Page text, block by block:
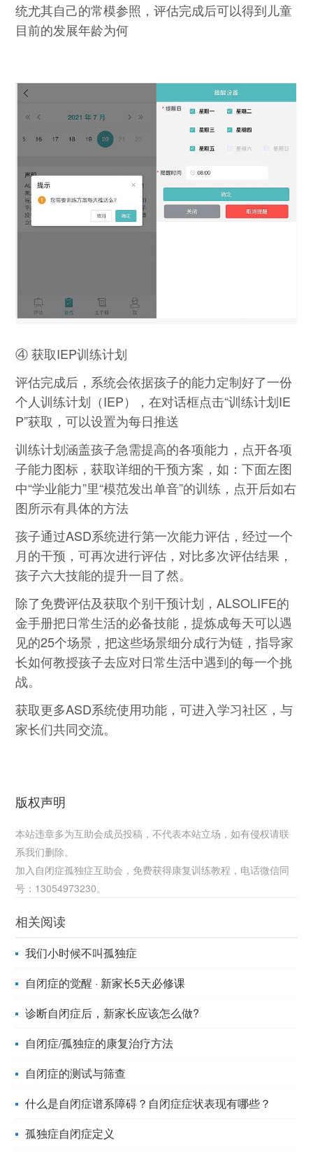
统尤其自己的常模参照，评估完成后可以得到儿童
目前的发展年龄为何
④ 获取IEP训练计划
评估完成后，系统会依据孩子的能力定制好了一份
个人训练计划（IEP），在对话框点击“训练计划IE
P”获取，可以设置为每日推送
训练计划涵盖孩子急需提高的各项能力，点开各项
子能力图标，获取详细的干预方案，如：下面左图
中“学业能力”里“模范发出单音”的训练，点开后如右
图所示有具体的方法
孩子通过ASD系统进行第一次能力评估，经过一个
月的干预，可再次进行评估，对比多次评估结果，
孩子六大技能的提升一目了然。
除了免费评估及获取个别干预计划，ALSOLIFE的
金手册把日常生活的必备技能，提炼成每天可以遇
见的25个场景，把这些场景细分成行为链，指导家
长如何教授孩子去应对日常生活中遇到的每一个挑
战。
获取更多ASD系统使用功能，可进入学习社区，与
家长们共同交流。
版权声明
本站违章多为互助会成员投稿，不代表本站立场，如有侵权请联
系我们删除。
加入自闭症孤独症互助会，免费获得康复训练教程，电话微信同
号：13054973230。
相关阅读
我们小时候不叫孤独症
自闭症的觉醒 · 新家长5天必修课
诊断自闭症后，新家长应该怎么做?
自闭症/孤独症的康复治疗方法
自闭症的测试与筛查
什么是自闭症谱系障碍？自闭症症状表现有哪些？
孤独症自闭症定义